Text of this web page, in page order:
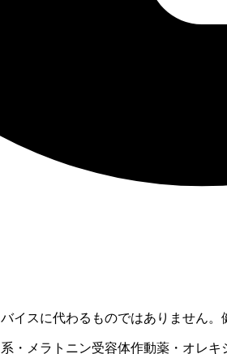
イスに代わるものではありません
・メラトニン受容体作動薬・オレ